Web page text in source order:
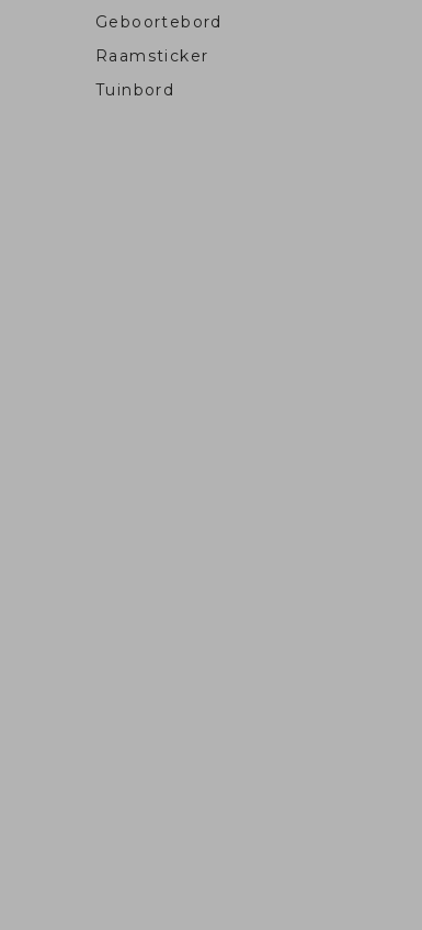
Geboortebord
Raamsticker
Tuinbord